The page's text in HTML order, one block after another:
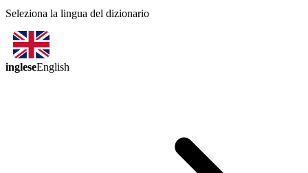
Seleziona la lingua del dizionario
ingleseEnglish